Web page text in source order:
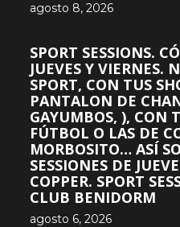
agosto 8, 2026
SPORT SESSIONS.
JUEVES Y VIERNES.
SPORT, CON TUS
PANTALON DE
GAYUMBOS, ), CON
FÚTBOL O LAS DE
MORBOSITO… ASÍ
SESSIONES DE
COPPER. SPORT
CLUB BENIDORM
agosto 6, 2026